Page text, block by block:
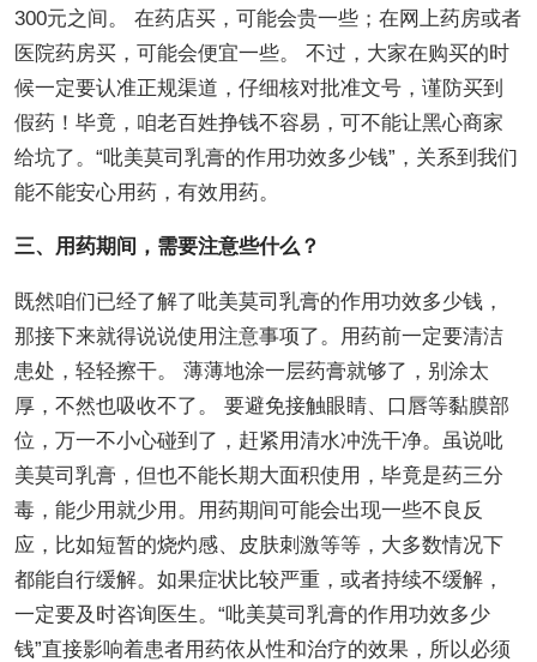
300元之间。 在药店买，可能会贵一些；在网上药房或者
医院药房买，可能会便宜一些。 不过，大家在购买的时
候一定要认准正规渠道，仔细核对批准文号，谨防买到
假药！毕竟，咱老百姓挣钱不容易，可不能让黑心商家
给坑了。“吡美莫司乳膏的作用功效多少钱”，关系到我们
能不能安心用药，有效用药。
三、用药期间，需要注意些什么？
既然咱们已经了解了吡美莫司乳膏的作用功效多少钱，
那接下来就得说说使用注意事项了。用药前一定要清洁
患处，轻轻擦干。 薄薄地涂一层药膏就够了，别涂太
厚，不然也吸收不了。 要避免接触眼睛、口唇等黏膜部
位，万一不小心碰到了，赶紧用清水冲洗干净。虽说吡
美莫司乳膏，但也不能长期大面积使用，毕竟是药三分
毒，能少用就少用。用药期间可能会出现一些不良反
应，比如短暂的烧灼感、皮肤刺激等等，大多数情况下
都能自行缓解。如果症状比较严重，或者持续不缓解，
一定要及时咨询医生。“吡美莫司乳膏的作用功效多少
钱”直接影响着患者用药依从性和治疗的效果，所以必须